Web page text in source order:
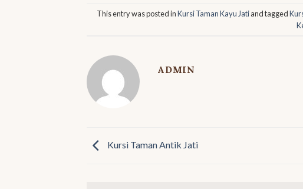
This entry was posted inKursi Taman Kayu Jatiand tagged
ADMIN
Kursi Taman Antik Jati